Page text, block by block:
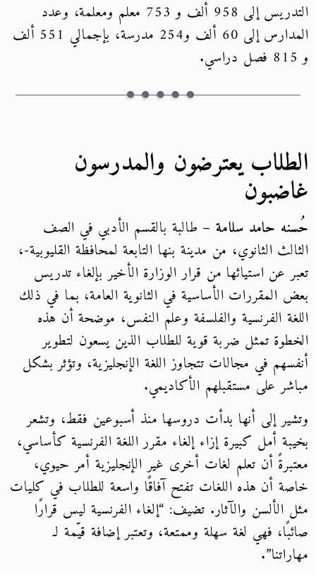
التدريس إلى 958 ألف و 753 معلم ومعلمة، وعدد
المدارس إلى 60 ألف و254 مدرسة، بإجمالي 551 ألف
و 815 فصل دراسي.
الطلاب يعترضون والمدرسون
غاضبون
حُسنه حامد سلامة – طالبة بالقسم الأدبي في الصف
الثالث الثانوي، من مدينة بنها التابعة لمحافظة القليوبية-،
تعبر عن استيائها من قرار الوزارة الأخير بإلغاء تدريس
بعض المقررات الأساسية في الثانوية العامة، بما في ذلك
اللغة الفرنسية والفلسفة وعلم النفس، موضحة أن هذه
الخطوة تمثل ضربة قوية للطلاب الذين يسعون لتطوير
أنفسهم في مجالات تتجاوز اللغة الإنجليزية، وتؤثر بشكل
مباشر على مستقبلهم الأكاديمي.
وتشير إلى أنها بدأت دروسها منذ أسبوعين فقط، وتشعر
بخيبة أمل كبيرة إزاء إلغاء مقرر اللغة الفرنسية كأساسي،
معتبرةً أن تعلم لغات أخرى غير الإنجليزية أمر حيوي،
خاصة أن هذه اللغات تفتح آفاقًا واسعة للطلاب في كليات
مثل الألسن والآثار. تضيف: “إلغاء الفرنسية ليس قرارًا
صائبًا، فهي لغة سهلة وممتعة، وتعتبر إضافة قيّمة لـ
مهاراتنا”.